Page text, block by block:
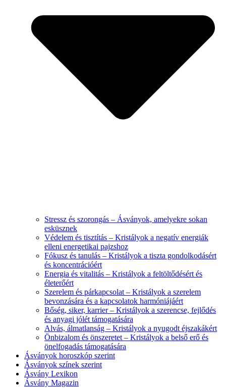
Stressz és szorongás – Ásványok, amelyekre sokan
esküsznek
Védelem és tisztítás – Kristályok a negatív energiák
elleni energetikai pajzshoz
Fókusz és tanulás – Kristályok a tiszta gondolkodásért
és koncentrációért
Energia és vitalitás – Kristályok a feltöltődésért és
életerőért
Szerelem és párkapcsolat – Kristályok a szerelem
bevonzására és a kapcsolatok harmóniájáért
Bőség, siker, karrier – Kristályok a szerencse, fejlődés
és anyagi jólét támogatására
Alvás, álmatlanság – Kristályok a nyugodt éjszakákért
Önbizalom és önszeretet – Kristályok a belső erő és
önelfogadás támogatására
Ásványok horoszkóp szerint
Ásványok színek szerint
Ásvány Lexikon
Ásvány Magazin